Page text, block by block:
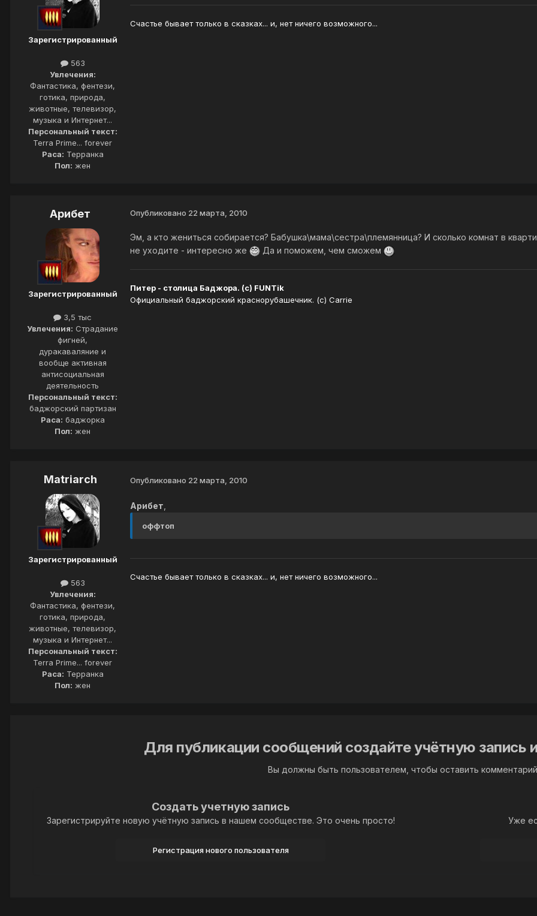
Зарегистрированный
563
Увлечения:
Фантастика, фентези,
готика, природа,
животные, телевизор,
музыка и Интернет...
Персональный текст:
Terra Prime... forever
Раса: Терранка
Пол: жен
Счастье бывает только в сказках... и, нет ничего возможного...
Арибет
Зарегистрированный
3,5 тыс
Увлечения: Страдание
фигней,
дуракаваляние и
вообще активная
антисоциальная
деятельность
Персональный текст:
баджорский партизан
Раса: баджорка
Пол: жен
Опубликовано 22 марта, 2010
Эм, а кто жениться собирается? Бабушка\мама\сестра\племянница? И сколько комнат в
не уходите - интересно же
Да и поможем, чем сможем
Питер - столица Баджора. (с) FUNTik
Официальный баджорский краснорубашечник. (с) Carrie
Matriarch
Зарегистрированный
563
Увлечения:
Фантастика, фентези,
готика, природа,
животные, телевизор,
музыка и Интернет...
Персональный текст:
Terra Prime... forever
Раса: Терранка
Пол: жен
Опубликовано 22 марта, 2010
Арибет,
оффтоп
Счастье бывает только в сказках... и, нет ничего возможного...
Для публикации сообщений создайте учётную запись
Вы должны быть пользователем, чтобы оставить комментарий
Создать учетную запись
Зарегистрируйте новую учётную запись в нашем сообществе. Это очень просто!
Регистрация нового пользователя
Уже